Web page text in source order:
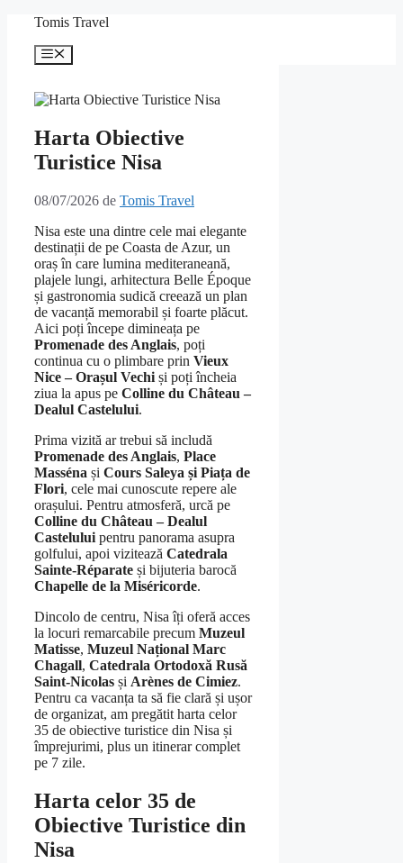
conținut
Tomis Travel
Meniu
Harta Obiective
Turistice Nisa
08/07/2026 de Tomis Travel
Nisa este una dintre cele mai elegante
destinații de pe Coasta de Azur, un
oraș în care lumina mediteraneană,
plajele lungi, arhitectura Belle Époque
și gastronomia sudică creează un plan
de vacanță memorabil și foarte plăcut.
Aici poți începe dimineața pe
Promenade des Anglais, poți
continua cu o plimbare prin Vieux
Nice – Orașul Vechi și poți încheia
ziua la apus pe Colline du Château –
Dealul Castelului.
Prima vizită ar trebui să includă
Promenade des Anglais, Place
Masséna și Cours Saleya și Piața de
Flori, cele mai cunoscute repere ale
orașului. Pentru atmosferă, urcă pe
Colline du Château – Dealul
Castelului pentru panorama asupra
golfului, apoi vizitează Catedrala
Sainte-Réparate și bijuteria barocă
Chapelle de la Miséricorde.
Dincolo de centru, Nisa îți oferă acces
la locuri remarcabile precum Muzeul
Matisse, Muzeul Național Marc
Chagall, Catedrala Ortodoxă Rusă
Saint-Nicolas și Arènes de Cimiez.
Pentru ca vacanța ta să fie clară și ușor
de organizat, am pregătit harta celor
35 de obiective turistice din Nisa și
împrejurimi, plus un itinerar complet
pe 7 zile.
Harta celor 35 de
Obiective Turistice din
Nisa